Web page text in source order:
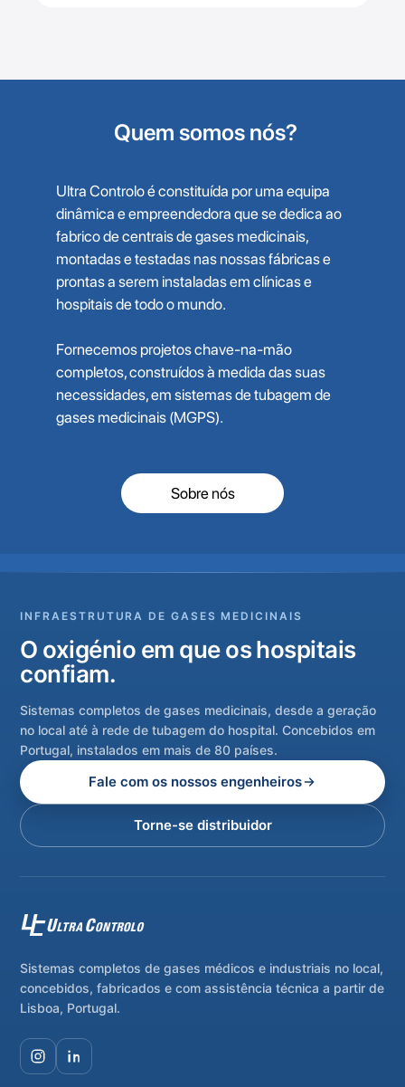
Quem somos nós?
Ultra Controlo é constituída por uma equipa
dinâmica e empreendedora que se dedica ao
fabrico de centrais de gases medicinais,
montadas e testadas nas nossas fábricas e
prontas a serem instaladas em clínicas e
hospitais de todo o mundo.
Fornecemos projetos chave-na-mão
completos, construídos à medida das suas
necessidades, em sistemas de tubagem de
gases medicinais (MGPS).
Sobre nós
INFRAESTRUTURA DE GASES MEDICINAIS
O oxigénio em que os hospitais
confiam.
Sistemas completos de gases medicinais, desde a geração
no local até à rede de tubagem do hospital. Concebidos em
Portugal, instalados em mais de 80 países.
Fale com os nossos engenheiros
Torne-se distribuidor
Sistemas completos de gases médicos e industriais no local,
concebidos, fabricados e com assistência técnica a partir de
Lisboa, Portugal.